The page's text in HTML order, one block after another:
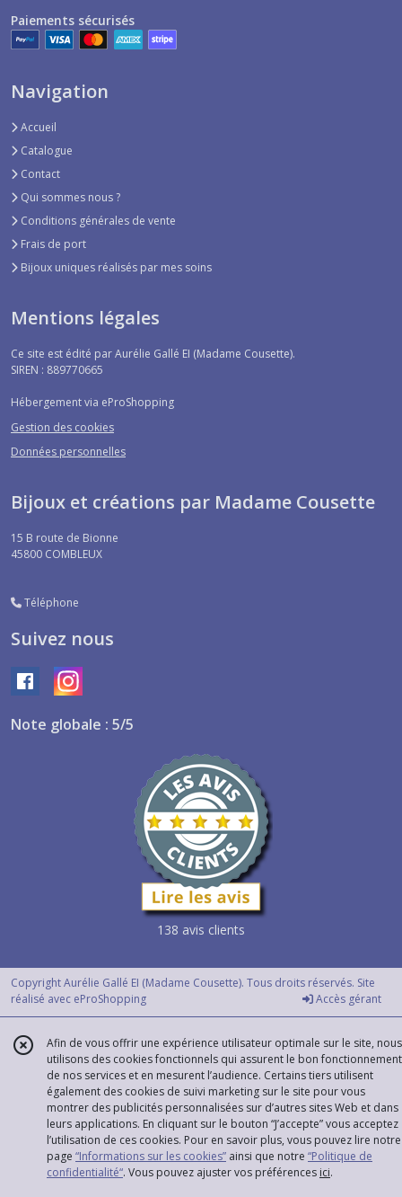
Paiements sécurisés
Navigation
Accueil
Catalogue
Contact
Qui sommes nous ?
Conditions générales de vente
Frais de port
Bijoux uniques réalisés par mes soins
Mentions légales
Ce site est édité par Aurélie Gallé EI (Madame Cousette).
SIREN : 889770665
Hébergement via eProShopping
Gestion des cookies
Données personnelles
Bijoux et créations par Madame Cousette
15 B route de Bionne
45800 COMBLEUX
Téléphone
Suivez nous
Note globale : 5/5
138 avis clients
Copyright Aurélie Gallé EI (Madame Cousette). Tous droits réservés. Site
réalisé avec eProShopping Accès gérant
Afin de vous offrir une expérience utilisateur optimale sur le site, nous
utilisons des cookies fonctionnels qui assurent le bon fonctionnement
de nos services et en mesurent l’audience. Certains tiers utilisent
également des cookies de suivi marketing sur le site pour vous
montrer des publicités personnalisées sur d’autres sites Web et dans
leurs applications. En cliquant sur le bouton “J’accepte” vous acceptez
l’utilisation de ces cookies. Pour en savoir plus, vous pouvez lire notre
page “Informations sur les cookies” ainsi que notre “Politique de
confidentialité“. Vous pouvez ajuster vos préférences ici.